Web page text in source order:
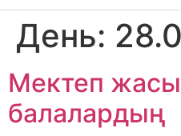
День:
Мектеп
балалардың